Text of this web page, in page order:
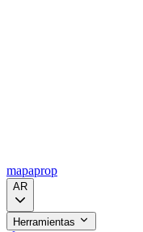
mapaprop
AR
Herramientas